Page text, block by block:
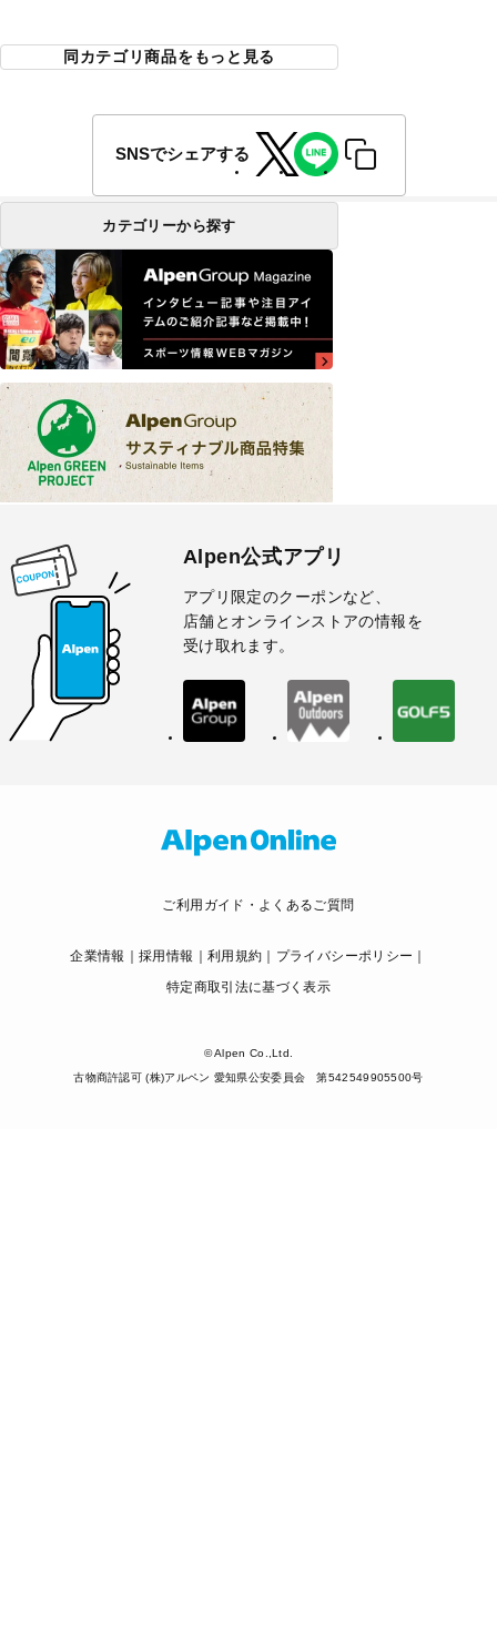
同カテゴリ商品をもっと見る
SNSでシェアする
カテゴリーから探す
Alpen公式アプリ
アプリ限定のクーポンなど、
店舗とオンラインストアの情報を
受け取れます。
ご利用ガイド・よくあるご質問
企業情報 採用情報 利用規約
プライバシーポリシー
特定商取引法に基づく表示
© Alpen Co.,Ltd.
古物商許認可 (株)アルペン 愛知県公安委員会 第542549905500号